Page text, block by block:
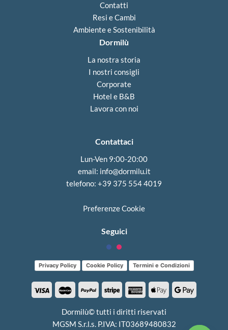
Contatti
Resi e Cambi
Ambiente e Sostenibilità
Dormilù
La nostra storia
I nostri consigli
Corporate
Hotel e B&B
Lavora con noi
Contattaci
Lun-Ven 9:00-20:00
email: info@dormilu.it
telefono: ‪+39 375 554 4019‬
Preferenze Cookie
Seguici
Privacy Policy Cookie Policy Termini e Condizioni
Dormilù© tutti i diritti riservati
MGSM S.r.l.s. P.IVA: IT03689480832